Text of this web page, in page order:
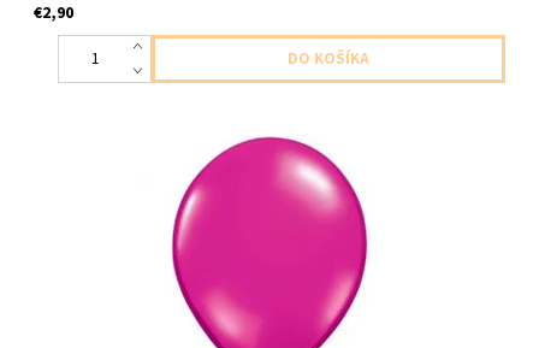
€2,90
latexovy balon ,,11,, purpurova 1ks v baleni velkost cca 28cm
dodavame nenafukany